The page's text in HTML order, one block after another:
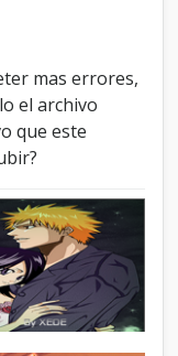
mas errores,
el archivo
que este